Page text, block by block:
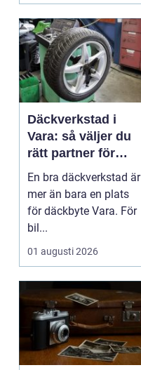
Däckverkstad i
Vara: så väljer du
rätt partner för
säker körning året
runt
En bra däckverkstad är
mer än bara en plats
för däckbyte Vara. För
bil...
01 augusti 2026